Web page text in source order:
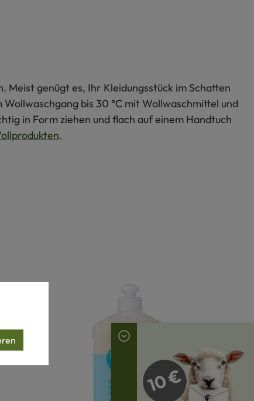
genügt es, Ihr Kleidungsstück im Schatten
bis 30 °C mit Wollwaschmittel und
in Form ziehen und flach auf einem Handtuch
.